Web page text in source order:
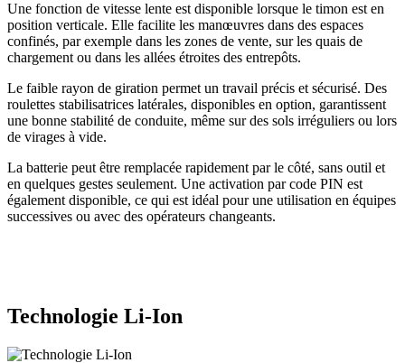
Une fonction de vitesse lente est disponible lorsque le timon est en
position verticale. Elle facilite les manœuvres dans des espaces
confinés, par exemple dans les zones de vente, sur les quais de
chargement ou dans les allées étroites des entrepôts.
Le faible rayon de giration permet un travail précis et sécurisé. Des
roulettes stabilisatrices latérales, disponibles en option, garantissent
une bonne stabilité de conduite, même sur des sols irréguliers ou lors
de virages à vide.
La batterie peut être remplacée rapidement par le côté, sans outil et
en quelques gestes seulement. Une activation par code PIN est
également disponible, ce qui est idéal pour une utilisation en équipes
successives ou avec des opérateurs changeants.
Technologie Li-Ion